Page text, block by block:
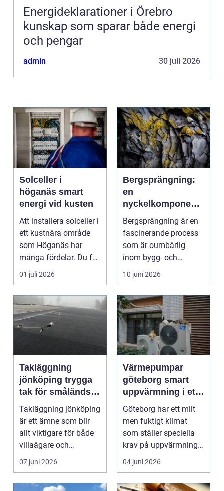
Energideklarationer i Örebro
kunskap som sparar både energi
och pengar
admin 30 juli 2026
Solceller i
höganäs smart
energi vid kusten
Att installera solceller i
ett kustnära område
som Höganäs har
många fördelar. Du får
lägre elkostna...
01 juli 2026
Bergsprängning:
en
nyckelkomponent i
modern
konstruktion
Bergsprängning är en
fascinerande process
som är oumbärlig
inom bygg- och
anl&au...
10 juni 2026
Takläggning
jönköping trygga
tak för småländskt
väder
Takläggning jönköping
är ett ämne som blir
allt viktigare för både
villaägare och
fastighetsägare i ...
07 juni 2026
Värmepumpar
göteborg smart
uppvärmning i ett
kustklimat
Göteborg har ett milt
men fuktigt klimat
som ställer speciella
krav på uppvärmning.
Vind, regn och s...
04 juni 2026